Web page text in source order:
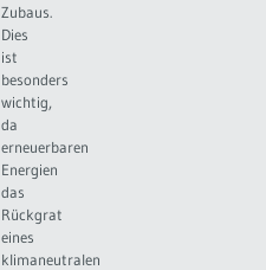
Zubaus.
Dies
ist
besonders
wichtig,
da
erneuerbaren
Energien
das
Rückgrat
eines
klimaneutralen